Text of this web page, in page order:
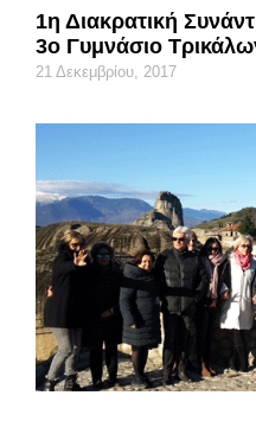
1η Διακρατική
3ο Γυμνάσιο
21 Δεκεμβρίου, 2017